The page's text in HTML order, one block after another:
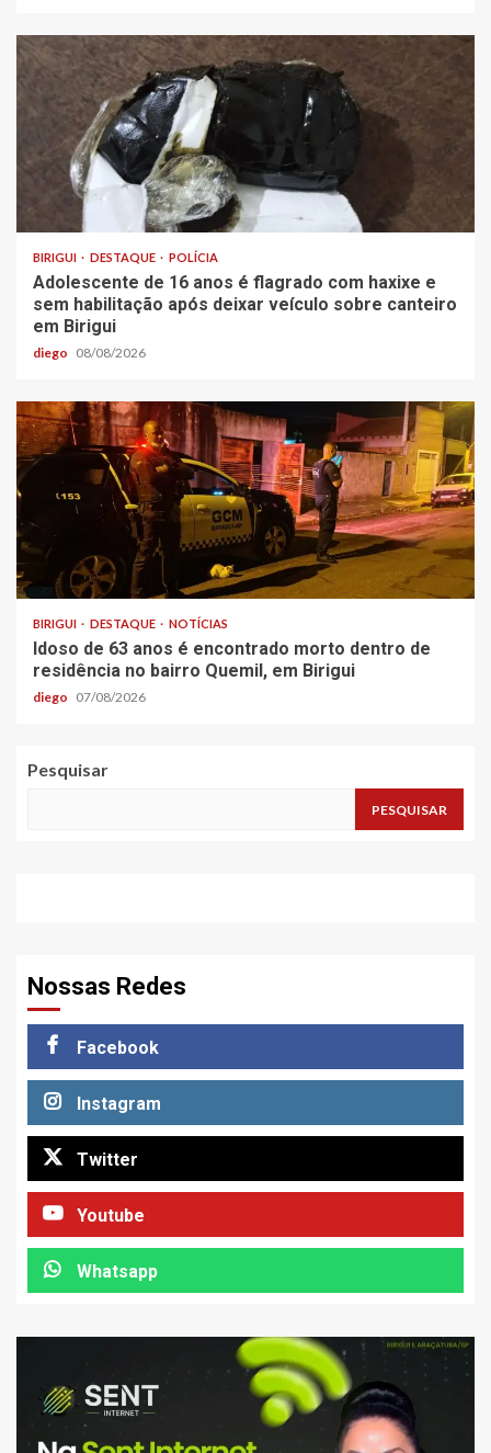
BIRIGUI DESTAQUE POLÍCIA
Adolescente de 16 anos é flagrado com haxixe e
sem habilitação após deixar veículo sobre canteiro
em Birigui
diego 08/08/2026
BIRIGUI DESTAQUE NOTÍCIAS
Idoso de 63 anos é encontrado morto dentro de
residência no bairro Quemil, em Birigui
diego 07/08/2026
Pesquisar
PESQUISAR
Nossas Redes
Facebook
Instagram
Twitter
Youtube
Whatsapp